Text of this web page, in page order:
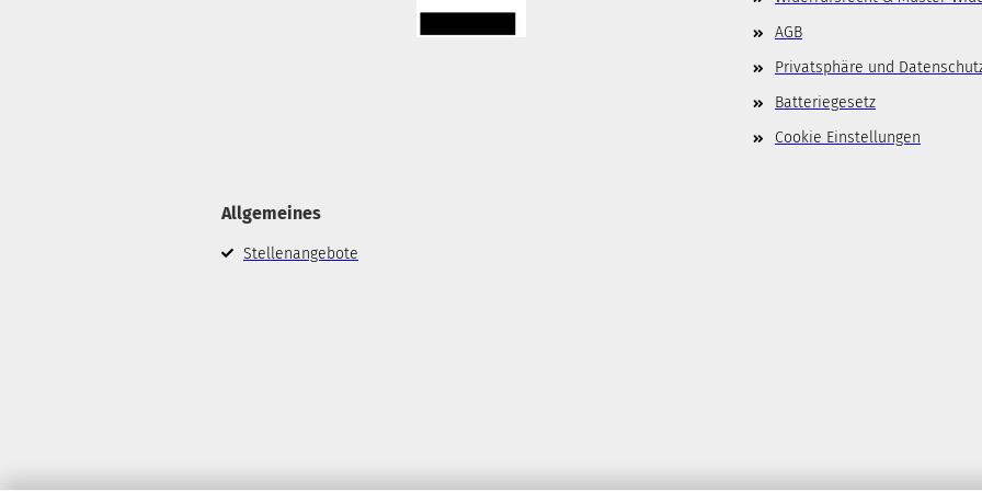
AGB
Privatsphäre und
Batteriegesetz
Cookie Einstellungen
Allgemeines
Stellenangebote